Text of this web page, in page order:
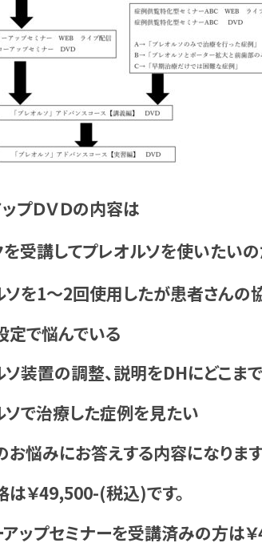
プＤＶＤの内容は
受講してプレオルソを使いたい
を1～2回使用したが患者さんの
で悩んでいる
装置の調整、説明をDHにどこま
で治療した症例を見たい
のお悩みにお答えする内容になります
￥49,500-(税込)です。
ップセミナーを受講済みの方は